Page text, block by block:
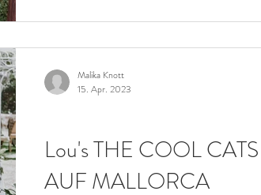
Lou's THE COOL
AUF MALLORCA
Malika Knott
15. Apr. 2023